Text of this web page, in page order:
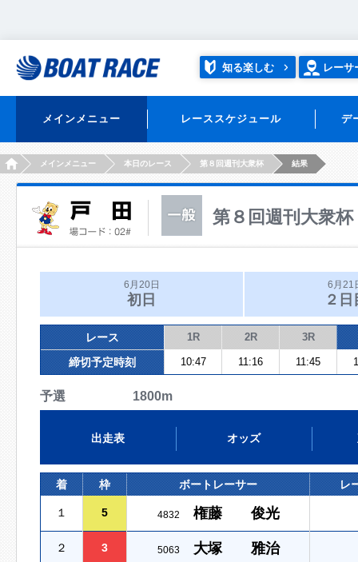
知る楽しむ レーサ
メインメニュー レーススケジュール デ
HOMEメインメニュー 本日のレース 第８回週刊大衆杯 結果
第８回週刊大衆杯
6月20日
初日
6月21
２日
レース 1R 2R 3R
締切予定時刻 10:47 11:16 11:45
予選 1800m
出走表 オッズ
着 枠 ボートレーサー レ
１ 5 4832 権藤 俊光
２ 3 5063 大塚 雅治